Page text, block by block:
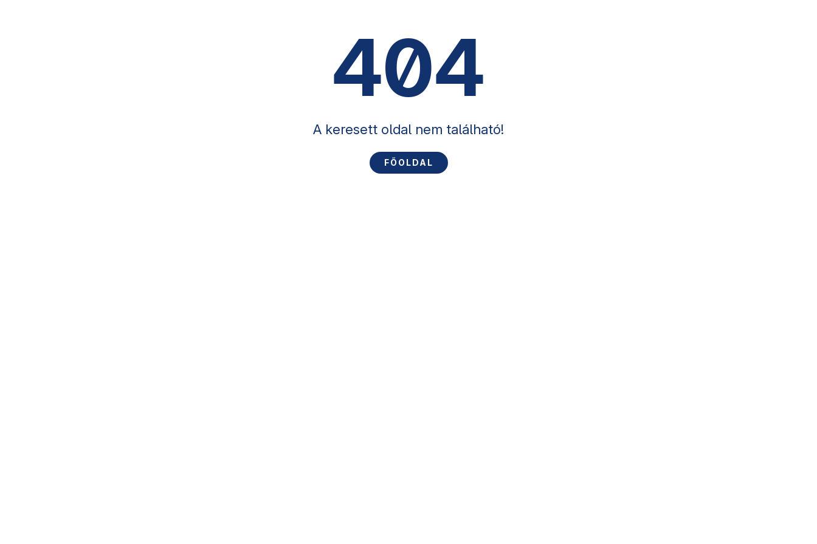
404
A keresett oldal nem található!
FŐOLDAL